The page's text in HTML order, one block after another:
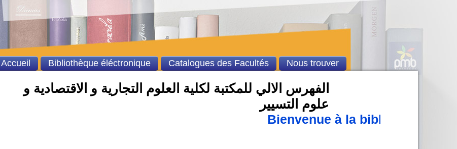
الفهرس الالي للمكتبة لكلية العلوم التجارية و الاقتصادية و
علوم التسيير
Bienvenue à la bibliothèque
Accueil Bibliothèque éléctronique Catalogues des Facultés Nous trouver